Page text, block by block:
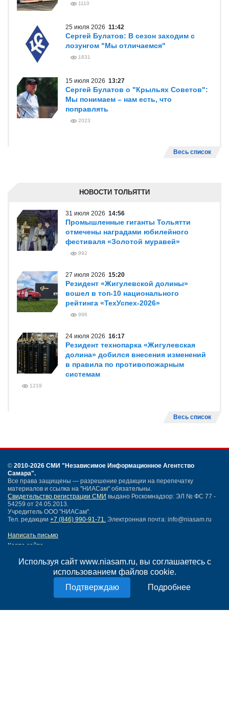
Используя сайт www.niasam.ru, вы соглашаетесь с
использованием файлов cookie.
Подробнее
1110
25 июля 2026 11:42
Сергей Булатов: В сезон заходим с
лозунгом "Мы отличаемся"
1831
15 июля 2026 13:27
Сергей Булатов о "Крыльях Советов":
Мы понимаем – нам есть, что
поправлять
2023
Весь список
НОВОСТИ ТОЛЬЯТТИ
31 июля 2026 14:56
Промышленные гиганты Тольятти
отмечены наградами юбилейного
фестиваля «Золотой муравей»
992
27 июля 2026 15:20
Резидент «Жигулевской долины»
вошел в топ-10 национального
рейтинга «ТехУспех-2026»
996
24 июля 2026 16:17
Резидент технопарка «Жигулевская
долина» добился внесения изменений
в правила по противопожарным
системам
1219
Весь список
© 2010-2026 СМИ "Независимое Информационное Агентство
Самара".
Все права защищены — разрешение редакции на перепечатку
материалов и ссылка на "НИАСам" обязательны.
Свидетельство регистрации СМИ выдано Роскомнадзор: ЭЛ № ФС 77 -
54259 от 24.05.2013.
Учредитель ООО "НИАСам".
Тел. редакции +7 (846) 990-91-71. Электронная почта: info@niasam.ru
Написать письмо
Карта сайта
Политика конфиденциальности
Согласие на обработку персональных данных